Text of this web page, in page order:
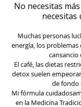
No necesitas
necesitas
Muchas personas
energía, los problemas
cansancio
El café, las dietas
detox suelen
de fondo
Mi fórmula
en la Medicina